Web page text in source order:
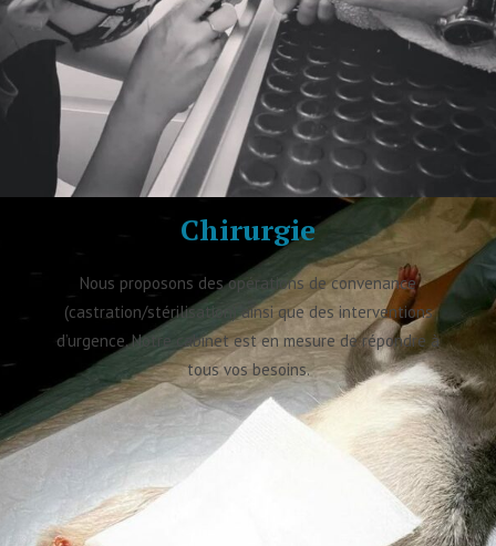
Chirurgie
Nous proposons des opérations de convenance
(castration/stérilisation) ainsi que des interventions
d’urgence. Notre cabinet est en mesure de répondre à
tous vos besoins.